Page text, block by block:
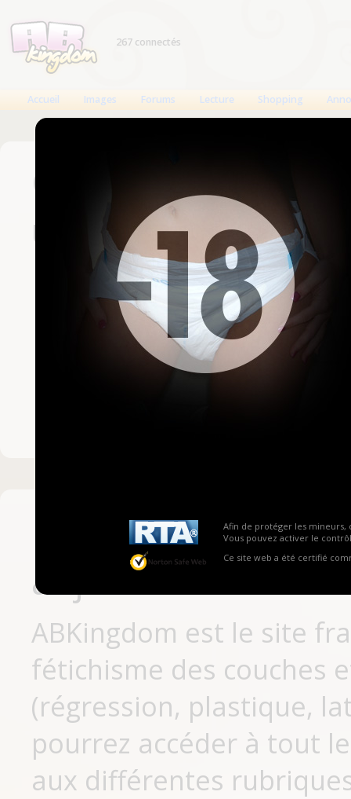
Afin de protéger les mineurs,
Vous pouvez activer le
Ce site web a été certifié
267 connectés
Accueil Images Forums Lecture Shopping
Connexion
Un compte est
Nom d'utilisateur
Mot de passe
Pas encore
aujourd'hui
ABKingdom est le site
fétichisme des couches
(régression, plastique,
pourrez accéder à tout
aux différentes